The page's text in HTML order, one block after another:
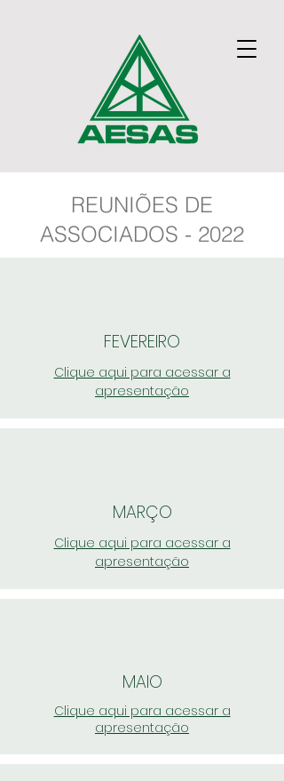
REUNIÕES DE
ASSOCIADOS - 2022
FEVEREIRO
Clique aqui para acessar a
apresentação
MARÇO
Clique aqui para acessar a
apresentação
MAIO
Clique aqui para acessar a
apresentação